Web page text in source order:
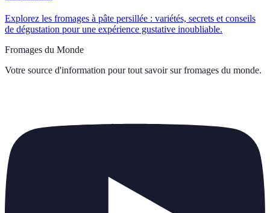
Explorez les fromages à pâte persillée : variétés, secrets et conseils
de dégustation pour une expérience gustative inoubliable.
Fromages du Monde
Votre source d'information pour tout savoir sur fromages du monde.